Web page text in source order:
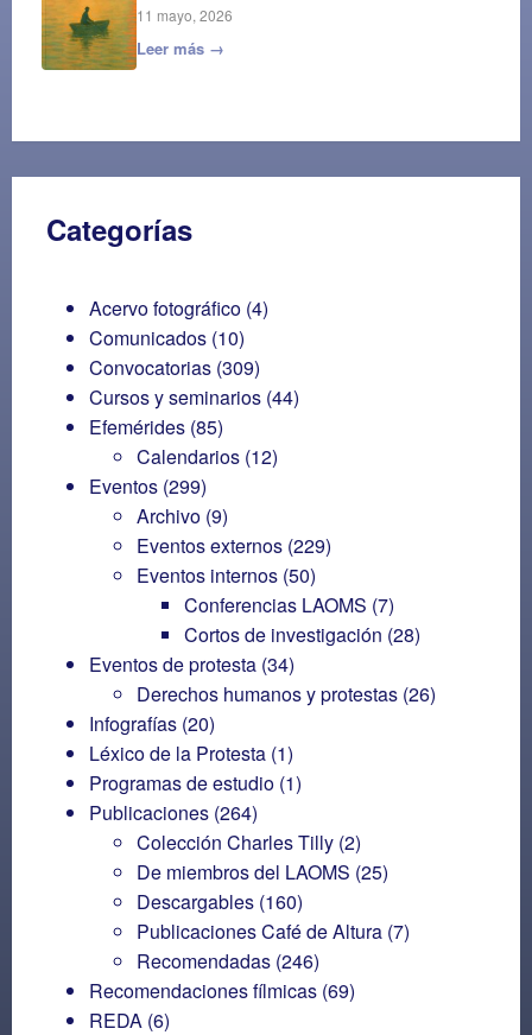
11 mayo, 2026
Leer más →
Categorías
Acervo fotográfico (4)
Comunicados (10)
Convocatorias (309)
Cursos y seminarios (44)
Efemérides (85)
Calendarios (12)
Eventos (299)
Archivo (9)
Eventos externos (229)
Eventos internos (50)
Conferencias LAOMS (7)
Cortos de investigación (28)
Eventos de protesta (34)
Derechos humanos y protestas (26)
Infografías (20)
Léxico de la Protesta (1)
Programas de estudio (1)
Publicaciones (264)
Colección Charles Tilly (2)
De miembros del LAOMS (25)
Descargables (160)
Publicaciones Café de Altura (7)
Recomendadas (246)
Recomendaciones fílmicas (69)
REDA (6)